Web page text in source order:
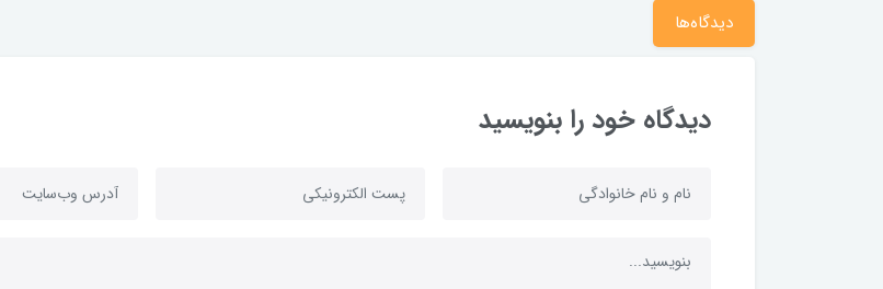
دیدگاه‌ها
دیدگاه خود را بنویسید